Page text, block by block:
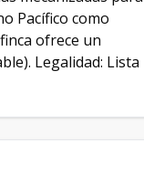
Pacífico como
ofrece un
Legalidad: Lista